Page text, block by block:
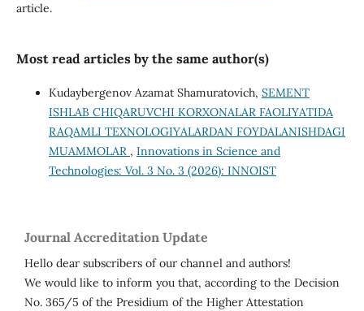
article.
Most read articles by the same author(s)
Kudaybergenov Azamat Shamuratovich, SEMENT
ISHLAB CHIQARUVCHI KORXONALAR FAOLIYATIDA
RAQAMLI TEXNOLOGIYALARDAN FOYDALANISHDAGI
MUAMMOLAR , Innovations in Science and
Technologies: Vol. 3 No. 3 (2026): INNOIST
Journal Accreditation Update
Hello dear subscribers of our channel and authors!
We would like to inform you that, according to the Decision
No. 365/5 of the Presidium of the Higher Attestation